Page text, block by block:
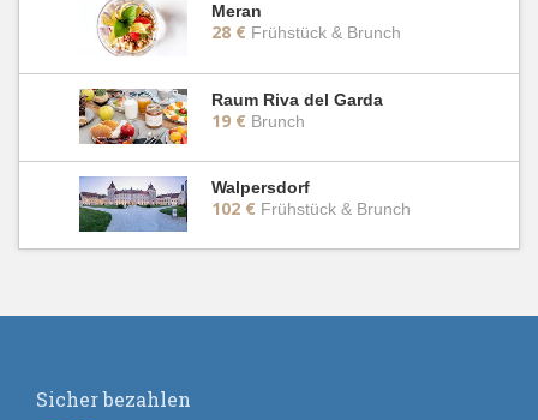
Meran
28 € Frühstück & Brunch
Raum Riva del Garda
19 € Brunch
Walpersdorf
102 € Frühstück & Brunch
Sicher bezahlen